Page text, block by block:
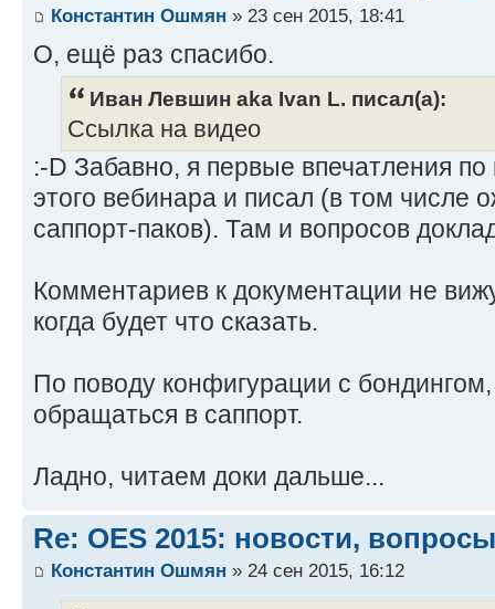
Константин Ошмян » 23 сен 2015, 18:41
О, ещё раз спасибо.
Иван Левшин aka Ivan L. писал(а):
Ссылка на видео
:-D Забавно, я первые впечатления
этого вебинара и писал (в том числе
саппорт-паков). Там и вопросов
Комментариев к документации не
когда будет что сказать.
По поводу конфигурации с
обращаться в саппорт.
Ладно, читаем доки дальше...
Re: OES 2015: новости,
Константин Ошмян » 24 сен 2015, 16:12